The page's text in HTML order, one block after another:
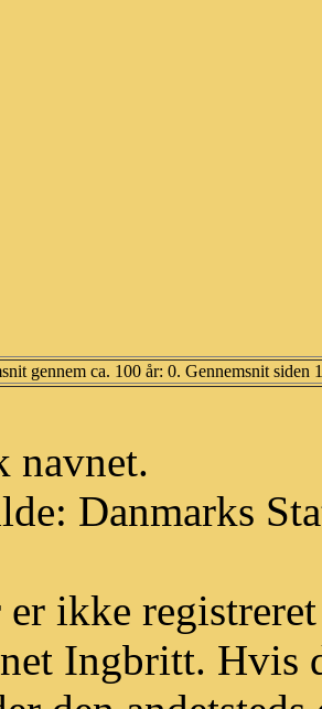
gennem ca. 100 år: 0. Gennemsnit siden
navnet.
Danmarks
er ikke
Ingbritt. Hvis